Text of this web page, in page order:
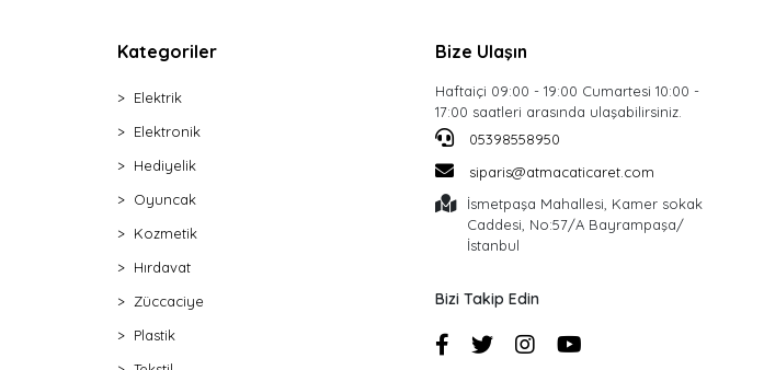
Kategoriler
Elektrik
Elektronik
Hediyelik
Oyuncak
Kozmetik
Hırdavat
Züccaciye
Plastik
Bize Ulaşın
Haftaiçi 09:00 - 19:00 Cumartesi 10:00 -
17:00 saatleri arasında ulaşabilirsiniz.
05398558950
siparis@atmacaticaret.com
İsmetpaşa Mahallesi, Kamer sokak
Caddesi, No:57/A Bayrampaşa/
İstanbul
Bizi Takip Edin